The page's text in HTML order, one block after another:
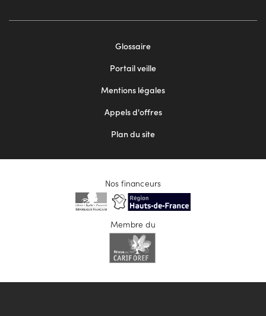
Glossaire
Portail veille
Mentions légales
Appels d'offres
Plan du site
Nos financeurs
Membre du